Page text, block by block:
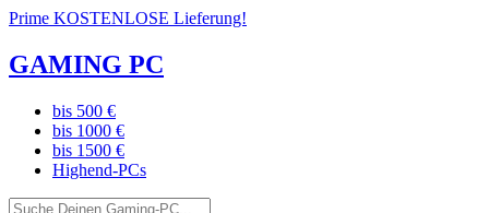
Prime KOSTENLOSE Lieferung!
GAMING PC
bis 500 €
bis 1000 €
bis 1500 €
Highend-PCs